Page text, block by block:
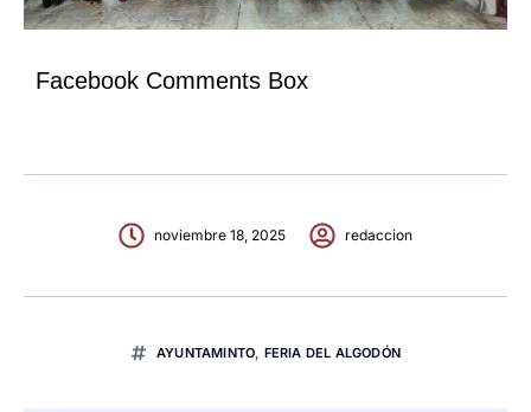
Facebook Comments Box
noviembre 18, 2025 redaccion
AYUNTAMINTO, FERIA DEL ALGODÓN